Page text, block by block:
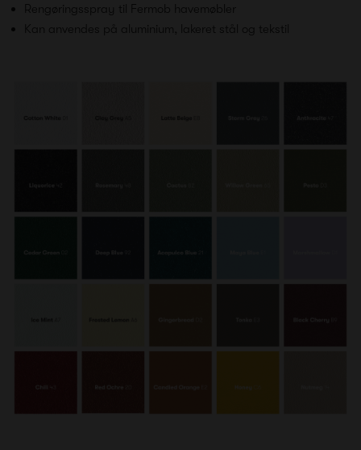
Rengøringsspray til Fermob havemøbler
Kan anvendes på aluminium, lakeret stål og tekstil